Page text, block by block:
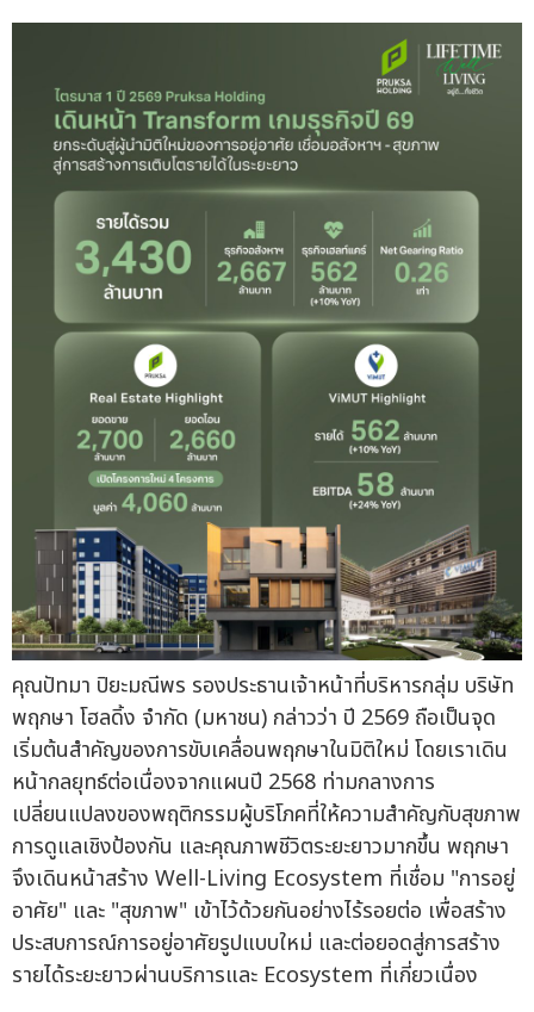
คุณปัทมา ปิยะมณีพร รองประธานเจ้าหน้าที่บริหารกลุ่ม บริษัท
พฤกษา โฮลดิ้ง จำกัด (มหาชน) กล่าวว่า ปี 2569 ถือเป็นจุด
เริ่มต้นสำคัญของการขับเคลื่อนพฤกษาในมิติใหม่ โดยเราเดิน
หน้ากลยุทธ์ต่อเนื่องจากแผนปี 2568 ท่ามกลางการ
เปลี่ยนแปลงของพฤติกรรมผู้บริโภคที่ให้ความสำคัญกับสุขภาพ
การดูแลเชิงป้องกัน และคุณภาพชีวิตระยะยาวมากขึ้น พฤกษา
จึงเดินหน้าสร้าง Well-Living Ecosystem ที่เชื่อม "การอยู่
อาศัย" และ "สุขภาพ" เข้าไว้ด้วยกันอย่างไร้รอยต่อ เพื่อสร้าง
ประสบการณ์การอยู่อาศัยรูปแบบใหม่ และต่อยอดสู่การสร้าง
รายได้ระยะยาวผ่านบริการและ Ecosystem ที่เกี่ยวเนื่อง